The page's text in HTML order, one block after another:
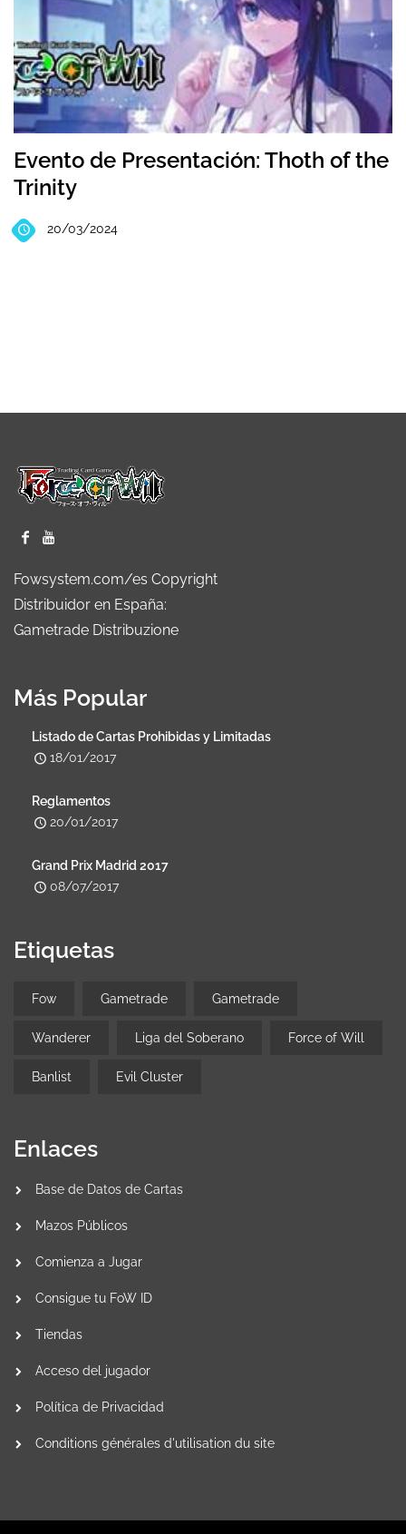
Evento de Presentación: Thoth of the
Trinity
20/03/2024
Fowsystem.com/es Copyright
Distribuidor en España:
Gametrade Distribuzione
Más Popular
Listado de Cartas Prohibidas y Limitadas
18/01/2017
Reglamentos
20/01/2017
Grand Prix Madrid 2017
08/07/2017
Etiquetas
Fow Gametrade Gametrade
Wanderer Liga del Soberano Force of Will
Banlist Evil Cluster
Enlaces
Base de Datos de Cartas
Mazos Públicos
Comienza a Jugar
Consigue tu FoW ID
Tiendas
Acceso del jugador
Política de Privacidad
Conditions générales d'utilisation du site